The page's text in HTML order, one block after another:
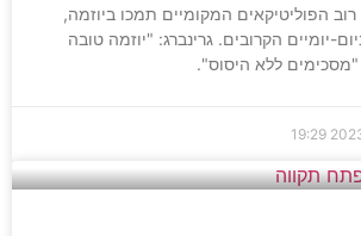
הפוליטיקאים המקומיים תמכו ביוזמה,
יומיים הקרובים. גרינברג: "יוזמה טובה
ללא היסוס".
19:29